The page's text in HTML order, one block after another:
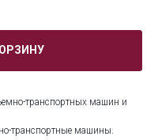
транспортных машин и
транспортные машины.